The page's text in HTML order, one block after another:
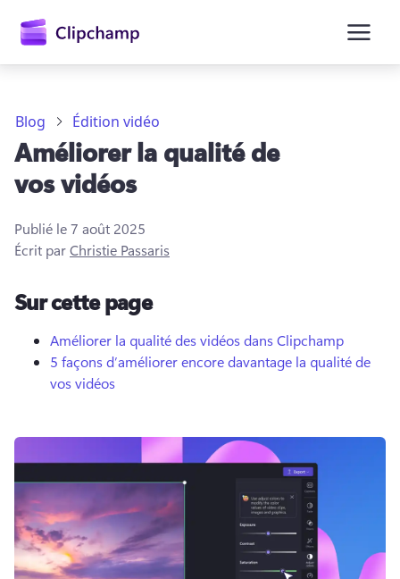
principal
Blog Édition vidéo
Améliorer la qualité de
vos vidéos
Publié le7 août 2025
Écrit parChristie Passaris
Sur cette page
Améliorer la qualité des vidéos dans Clipchamp
5 façons d’améliorer encore davantage la qualité de
vos vidéos